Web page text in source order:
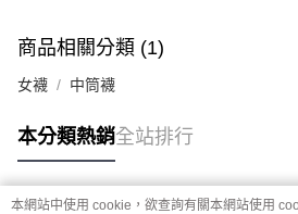
商品相關分類 (1)
女襪 中筒襪
本分類熱銷全站排行
本網站中使用 cookie，欲查詢有關本網站使用